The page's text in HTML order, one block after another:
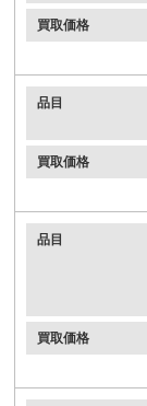
買取価格
品目
買取価格
品目
買取価格